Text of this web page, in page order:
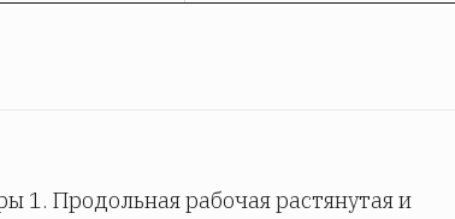
1. Продольная рабочая растянутая и